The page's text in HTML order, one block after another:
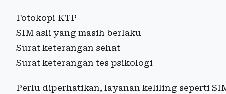
Fotokopi KTP
SIM asli yang masih berlaku
Surat keterangan sehat
Surat keterangan tes psikologi
Perlu diperhatikan, layanan keliling seperti